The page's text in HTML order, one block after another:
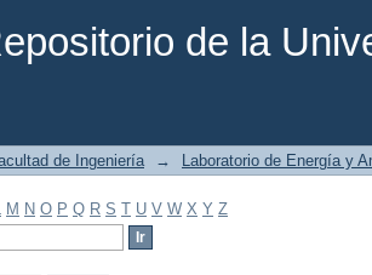
de la
de Ingeniería → Laboratorio de Energía y
M N O P Q R S T U V W X Y Z